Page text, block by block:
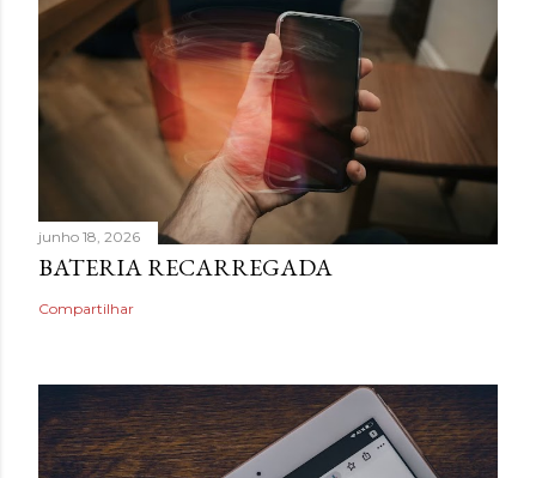
junho 18, 2026
BATERIA RECARREGADA
Compartilhar